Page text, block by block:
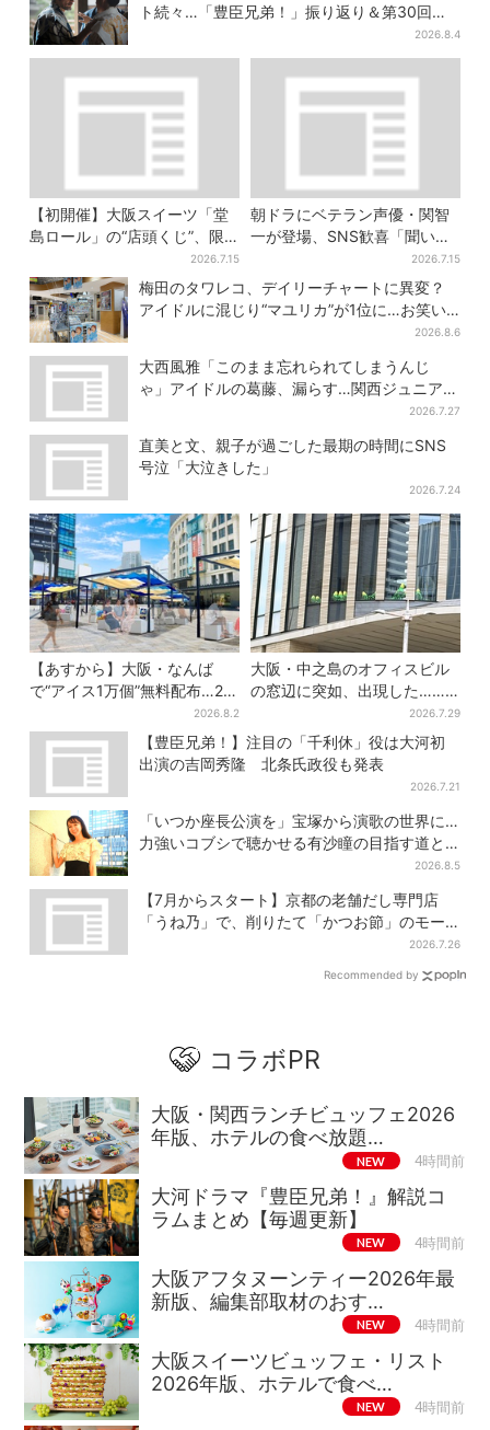
ト続々…「豊臣兄弟！」振り返り＆第30回あ
2026.8.4
【初開催】大阪スイーツ「堂
島ロール」の“店頭くじ”、限
定商品ずらり…ラスト賞は巨
大ルームライト
2026.7.15
朝ドラにベテラン声優・関智
一が登場、SNS歓喜「聞いた
ことある声がすると思った
ら！」
2026.7.15
梅田のタワレコ、デイリーチャートに異変？
アイドルに混じり“マユリカ”が1位に…お笑い
2026.8.6
大西風雅「このまま忘れられてしまうんじ
ゃ」アイドルの葛藤、漏らす…関西ジュニア特
2026.7.27
直美と文、親子が過ごした最期の時間にSNS
号泣「大泣きした」
2026.7.24
【あすから】大阪・なんば
で“アイス1万個”無料配布…2日
間限定で、ロッテの人気商品
もらえる
2026.8.2
大阪・中之島のオフィスビル
の窓辺に突如、出現した……
巨大インコ「何かいる」「朝
からビビった」、その正体と
は？
2026.7.29
【豊臣兄弟！】注目の「千利休」役は大河初
出演の吉岡秀隆 北条氏政役も発表
2026.7.21
「いつか座長公演を」宝塚から演歌の世界に…
力強いコブシで聴かせる有沙瞳の目指す道と
2026.8.5
【7月からスタート】京都の老舗だし専門店
「うね乃」で、削りたて「かつお節」のモー
2026.7.26
Recommended by
コラボPR
大阪・関西ランチビュッフェ2026
年版、ホテルの食べ放題…
NEW 4時間前
大河ドラマ『豊臣兄弟！』解説コ
ラムまとめ【毎週更新】
NEW 4時間前
大阪アフタヌーンティー2026年最
新版、編集部取材のおす…
NEW 4時間前
大阪スイーツビュッフェ・リスト
2026年版、ホテルで食べ…
NEW 4時間前